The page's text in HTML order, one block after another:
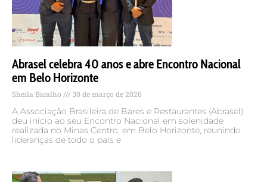
Abrasel celebra 40 anos e abre Encontro Nacional
em Belo Horizonte
Sheila Bicalho 30 de março de 2026
A Associação Brasileira de Bares e Restaurantes (Abrasel)
deu início ao seu Encontro Nacional em solenidade
realizada no Minas Centro, em Belo Horizonte, reunindo
lideranças de todo o país e